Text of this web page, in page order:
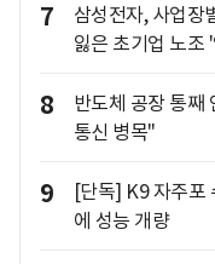
7
삼성전자, 사업장
잃은 초기업 노조
8
반도체 공장 통
통신 병목"
9
[단독] K9 자주포
에 성능 개량